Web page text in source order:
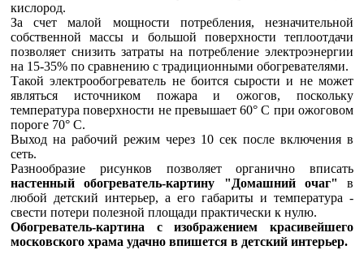
кислород.
За счет малой мощности потребления, незначительной
собственной массы и большой поверхности теплоотдачи
позволяет снизить затраты на потребление электроэнергии
на 15-35% по сравнению с традиционными обогревателями.
Такой электрообогреватель не боится сырости и не может
являться источником пожара и ожогов, поскольку
температура поверхности не превышает 60° C при ожоговом
пороге 70° С.
Выход на рабочий режим через 10 сек после включения в
сеть.
Разнообразие рисунков позволяет органично вписать
настенный обогреватель-картину "Домашний очаг"
в
любой детский интерьер, а его габариты и температура -
свести потери полезной площади практически к нулю.
Обогреватель-картина с изображением красивейшего
московского храма удачно впишется в детский интерьер.